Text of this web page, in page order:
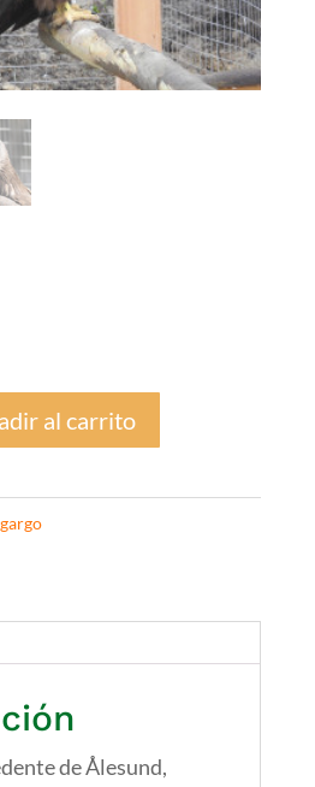
al carrito
de Ålesund,